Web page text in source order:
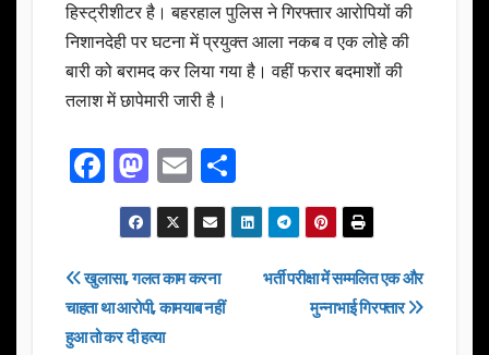
हिस्ट्रीशीटर है। बहरहाल पुलिस ने गिरफ्तार आरोपियों की
निशानदेही पर घटना में प्रयुक्त आला नकब व एक लोहे की
बारी को बरामद कर लिया गया है। वहीं फरार बदमाशों की
तलाश में छापेमारी जारी है।
F
a
c
e
b
o
M
a
st
o
d
o
E
m
ail
h
ar
Post
navigation
भर्ती परीक्षा में सम्मलित एक और
मुन्नाभाई गिरफ्तार
खुलासा, गलत काम करना
चाहता था आरोपी, कामयाब नहीं
हुआ तो कर दी हत्या